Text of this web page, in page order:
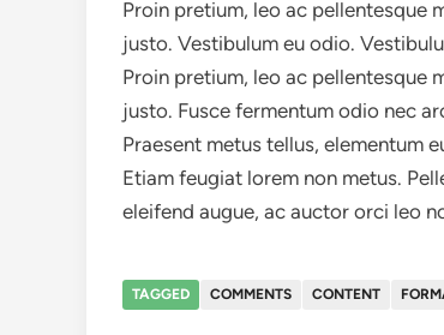
Proin pretium, leo ac pellentesque
justo. Vestibulum eu odio.
Proin pretium, leo ac pellentesque
justo. Fusce fermentum odio nec
Praesent metus tellus, elementum
Etiam feugiat lorem non metus.
eleifend augue, ac auctor orci leo
TAGGED COMMENTS CONTENT